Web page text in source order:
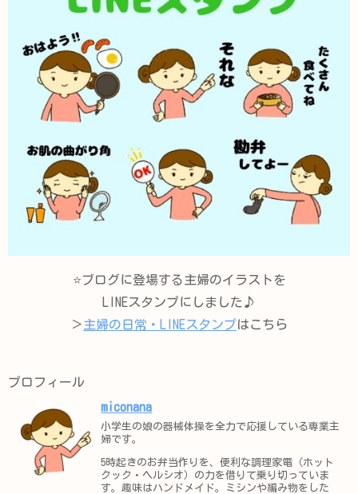
⭐️ブログに登場する主婦のイラストを
LINEスタンプにしました♪
＞主婦の日常・LINEスタンプはこちら
プロフィール
miconana
小学生の娘の器械体操を全力で応援している専業主
婦です。
5時起きのお弁当作りを、便利な調理家電（ホット
クック・ヘルシオ）の力を借りて乗り切っていま
す。趣味はハンドメイド。ミシンや編み物をした